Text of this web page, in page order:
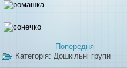
Попередня
Категорія: Дошкільні групи